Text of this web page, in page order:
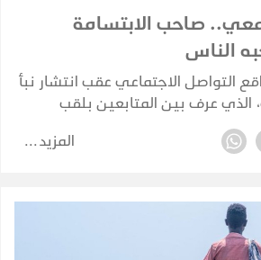
صاحب الابتسامة
الناس
التواصل الاجتماعي عقب انتشار نبأ
الذي عرف بين المتابعين بلقب
لما اشتهر به من بساطة وروح
المزيد